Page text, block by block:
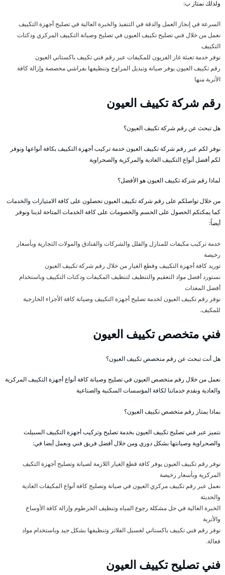
ولذلك نمتاز ب:
السرعة في إنجاز العمل والدقة في التنفيذ والخبرة العالية في تصليح أجهزة التكييف
نعمل من خلال فني تصليح تكييف العيون في تصليح وصيانة التكييف المركزي ودكتات
التكييف
نوفر خدمة تعبئة غاز الفريون للمكيفات عبر رقم فني تكييف باكستاني العيون
رقم تكييف العيون يوفر صيانة وتبديل المراوح وتنظيفها بفراشي مخصصة وإزالة كافة
الأتربة منها
رقم شركة تكييف العيون
هل تبحث عن رقم شركة تكييف العيون؟
نوفر لكم عبر رقم شركة تكييف العيون خدمة تركيب أجهزة التكييف بكافة أنواعها ونوفر
لكم أفضل أنواع التكييف العادية والمركزية والصحراوية
لماذا رقم شركة تكييف العيون هو الأفضل؟
من خلال تواصلكم على رقم شركة تكييف العيون تحصلون على كافة الامتيازات والخدمات
كما يمكنكم الحصول على الحسم والخصومات على كافة الخدمات المتاحة لدينا ونوفر
أيضاً:
خدمة تركيب مكيفات للمنازل والفلل والشركات والفنادق والمولات التجارية وبأسعار
رخيصة
توريد كافة أجهزة التكييف وقطع الغيار من خلال رقم شركة تكييف العيون
نستورد أفضل مواد التعقيم والتنظيف لتنظيف المكيفات ودكتات التكييف وباستخدام
أفضل المعدات
نوفر رقم تكييف العيون لخدمة تصليح أجهزة التكييف وصيانة كافة الأجزاء الخارجية
للمكيف.
فني متخصص تكييف العيون
هل أنت تبحث عن رقم متخصص تكييف العيون؟
نعمل من خلال رقم متخصص العيون في تصليح وصيانة كافة أنواع أجهزة التكييف المركزية
والعادية ونقدم خدماتنا لكافة المؤسسات السكنية والصناعية
بماذا يمتاز رقم متخصص تكييف العيون؟
نتميز عبر فني تصليح تكييف العيون بخدمة تصليح وتركيب أجهزة التكييف السبيلت
والصحراوية وصيانتها بشكل دوري ومن خلال أفضل فريق فني ونعمل أيضا في:
نوفر رقم تكييف العيون يوفر كافة قطع الغيار اللازمة لصيانة وتصليح أجهزة التكيف
المركزية وبأسعار رخيصة
نعمل عبر رقم تكييف مركزي العيون في صيانة وتصليح كافة أنواع المكيفات العادية
والحديثة
الخبرة العالية في حل مشكلة رجوع المياه وتنظيف الخرطوم وإزالة كافة الأوساخ
والأتربة
نوفر رقم فني تكييف باكستاني لغسيل الفلاتر وتنظيفها بشكل جيد وباستخدام مواد
فعالة.
فني تصليح تكييف العيون